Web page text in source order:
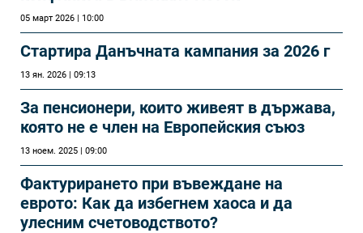
05 март 2026 | 10:00
Стартира Данъчната кампания за 2026 г
13 ян. 2026 | 09:13
За пенсионери, които живеят в държава,
която не е член на Европейския съюз
13 ноем. 2025 | 09:00
Фактурирането при въвеждане на
еврото: Как да избегнем хаоса и да
улесним счетоводството?